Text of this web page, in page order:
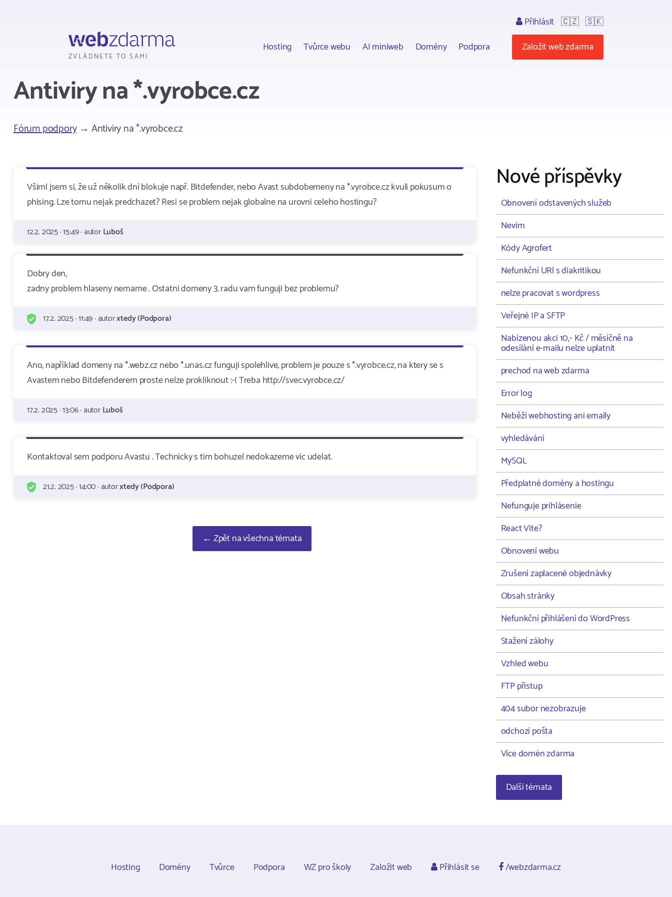
ZVLÁDNETE TO SAMI
Hosting Tvůrce webu AI miniweb Domény Podpora
Přihlásit 🇨🇿 🇸🇰
Založit web zdarma
Antiviry na *.vyrobce.cz
Fórum podpory→ Antiviry na *.vyrobce.cz
Všiml jsem si, že už několik dní blokuje např. Bitdefender, nebo Avast subdobemeny na *.vyrobce.cz kvuli pokusum o
phising. Lze tomu nejak predchazet? Resi se problem nejak globalne na urovni celeho hostingu?
12.2. 2025 · 15:49 · autorLuboš
Dobry den,
zadny problem hlaseny nemame . Ostatni domeny 3. radu vam funguji bez problemu?
17.2. 2025 · 11:49 · autorxtedy (Podpora)
Ano, například domeny na *.webz.cz nebo *.unas.cz funguji spolehlive, problem je pouze s *.vyrobce.cz, na ktery se s
Avastem nebo Bitdefenderem proste nelze prokliknout :-( Treba http://svec.vyrobce.cz/
17.2. 2025 · 13:06 · autorLuboš
Kontaktoval sem podporu Avastu . Technicky s tim bohuzel nedokazeme vic udelat.
21.2. 2025 · 14:00 · autorxtedy (Podpora)
← Zpět na všechna témata
Nové příspěvky
Obnovení odstavených služeb
Nevím
Kódy Agrofert
Nefunkční URl s diakritikou
nelze pracovat s wordpress
Veřejné IP a SFTP
Nabízenou akci 10,- Kč / měsíčně na
odesílání e-mailu nelze uplatnit
prechod na web zdarma
Error log
Neběží webhosting ani emaily
vyhledávání
MySQL
Předplatné domény a hostingu
Nefunguje prihlásenie
React Vite?
Obnovení webu
Zrušení zaplacené objednávky
Obsah stránky
Nefunkční přihlášení do WordPress
Stažení zálohy
Vzhled webu
FTP přístup
404 subor nezobrazuje
odchozí pošta
Více domén zdarma
Další témata
Hosting Domény Tvůrce Podpora WZ pro školy Založit web Přihlásit se /webzdarma.cz